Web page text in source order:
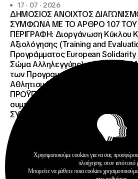
17 · 07 · 2026
ΔΗΜΟΣΙΟΣ ΑΝΟΙΧΤΟΣ
ΣΥΜΦΩΝΑ ΜΕ ΤΟ ΑΡΘΡΟ 107 ΤΟΥ
ΠΕΡΙΓΡΑΦΗ: Διοργάνωση Κύκλου
Αξιολόγησης (Training and
Προγράμματος European
Σώμα Αλληλεγγύης) της Εθνικής
των Προγραμμάτων Erasmus+/
Αθλητισμός και Ευρωπαϊκό Σώμα
ΠΡΟΫΠΟΛΓΙΣΜΟ:258.064,52 € μη
συμπεριλαμβανομένου του Φ.Π.Α.
ΣΥΝΟΛΙΚΗ ΑΞΙΑ 320.000,00 €.
Προκηρύξεις
Χρησιμοποιούμε cookies για να σας
πλοήγησης στον ιστότοπό
Μπορείτε να μάθετε ποια cookies